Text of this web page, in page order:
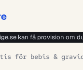
kan få provision om
för bebis &